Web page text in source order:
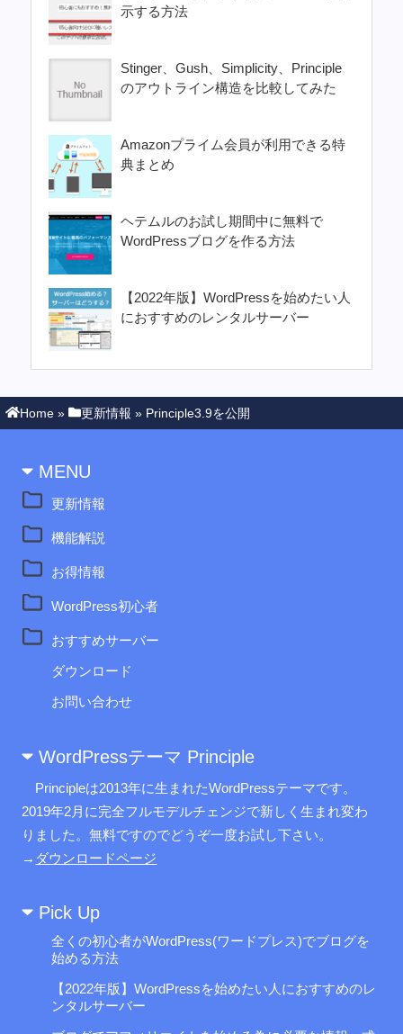
示する方法
Stinger、Gush、Simplicity、Principle
のアウトライン構造を比較してみた
Amazonプライム会員が利用できる特
典まとめ
ヘテムルのお試し期間中に無料で
WordPressブログを作る方法
【2022年版】WordPressを始めたい人
におすすめのレンタルサーバー
Home » 更新情報 » Principle3.9を公開
MENU
更新情報
機能解説
お得情報
WordPress初心者
おすすめサーバー
ダウンロード
お問い合わせ
WordPressテーマ Principle
Principleは2013年に生まれたWordPressテーマです。
2019年2月に完全フルモデルチェンジで新しく生まれ変わ
りました。無料ですのでどうぞ一度お試し下さい。
→ ダウンロードページ
Pick Up
全くの初心者がWordPress(ワードプレス)でブログを
始める方法
【2022年版】WordPressを始めたい人におすすめのレ
ンタルサーバー